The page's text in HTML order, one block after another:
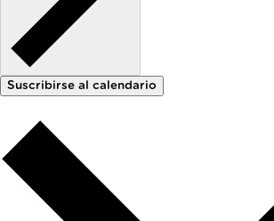
Suscribirse al calendario